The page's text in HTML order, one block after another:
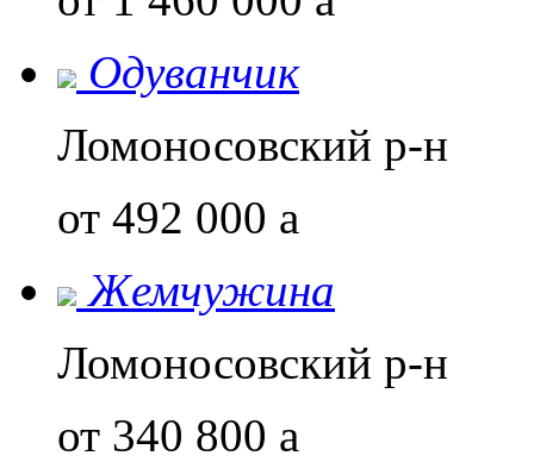
Одуванчик
Ломоносовский р-н
от 492 000 a
Жемчужина
Ломоносовский р-н
от 340 800 a